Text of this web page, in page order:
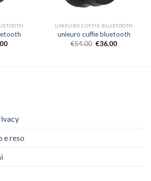
UNIEURO CUFFIE BLUETOOTH
unieuro cuffie bluetooth
€54.00 €36.00
e reso